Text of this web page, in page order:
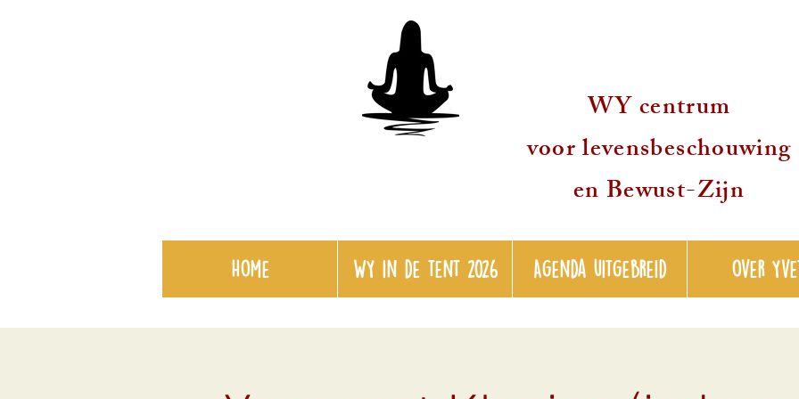
WY centrum
voor levensbeschouwing
en Bewust-Zijn
Home WY in de tent 2026 Agenda uitgebreid over